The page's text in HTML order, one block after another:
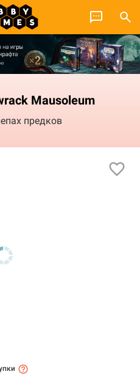
Mausoleum
предков